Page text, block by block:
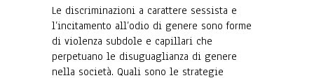
Le discriminazioni a carattere sessista e
l’incitamento all’odio di genere sono forme
di violenza subdole e capillari che
perpetuano le disuguaglianza di genere
nella società. Quali sono le strategie